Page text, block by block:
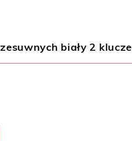
biały 2 klucze